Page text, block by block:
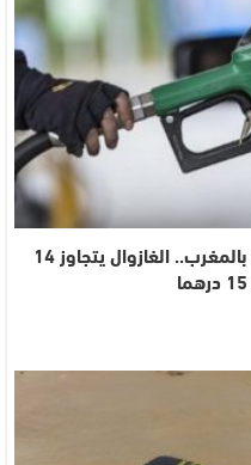
ارتفاع جديد في أسعار المحروقات بالمغرب.. الغازوال يتجاوز 14